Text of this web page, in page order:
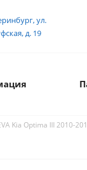
ул.
д. 19
Kia Optima III 2010-